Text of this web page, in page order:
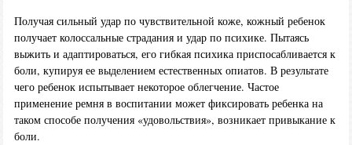
Получая сильный удар по чувствительной коже, кожный ребенок
получает колоссальные страдания и удар по психике. Пытаясь
выжить и адаптироваться, его гибкая психика приспосабливается к
боли, купируя ее выделением естественных опиатов. В результате
чего ребенок испытывает некоторое облегчение. Частое
применение ремня в воспитании может фиксировать ребенка на
таком способе получения «удовольствия», возникает привыкание к
боли.